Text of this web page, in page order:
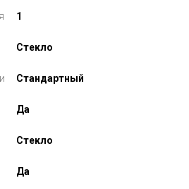
1
Стекло
Стандартный
Да
Стекло
Да